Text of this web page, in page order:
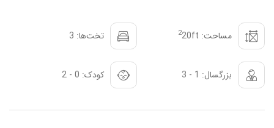
مساحت: 20ft 2 تخت‌ها: 3
بزرگسال: 1 - 3 کودک: 0 - 2